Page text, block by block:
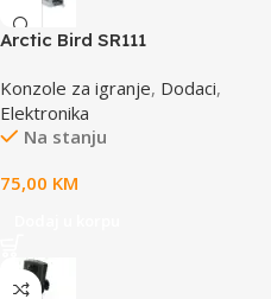
Arctic Bird SR111
Konzole za igranje, Dodaci,
Elektronika
Na stanju
75,00 KM